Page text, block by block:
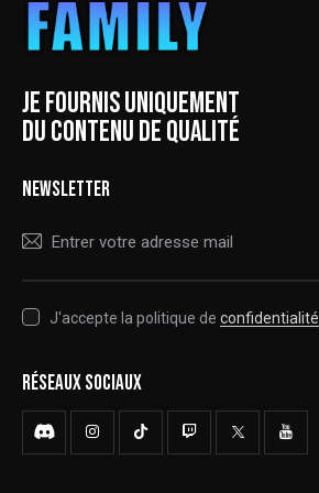
JE FOURNIS UNIQUEMENT
DU CONTENU DE QUALITÉ
NEWSLETTER
J'accepte la politique de confidentialité
RÉSEAUX SOCIAUX